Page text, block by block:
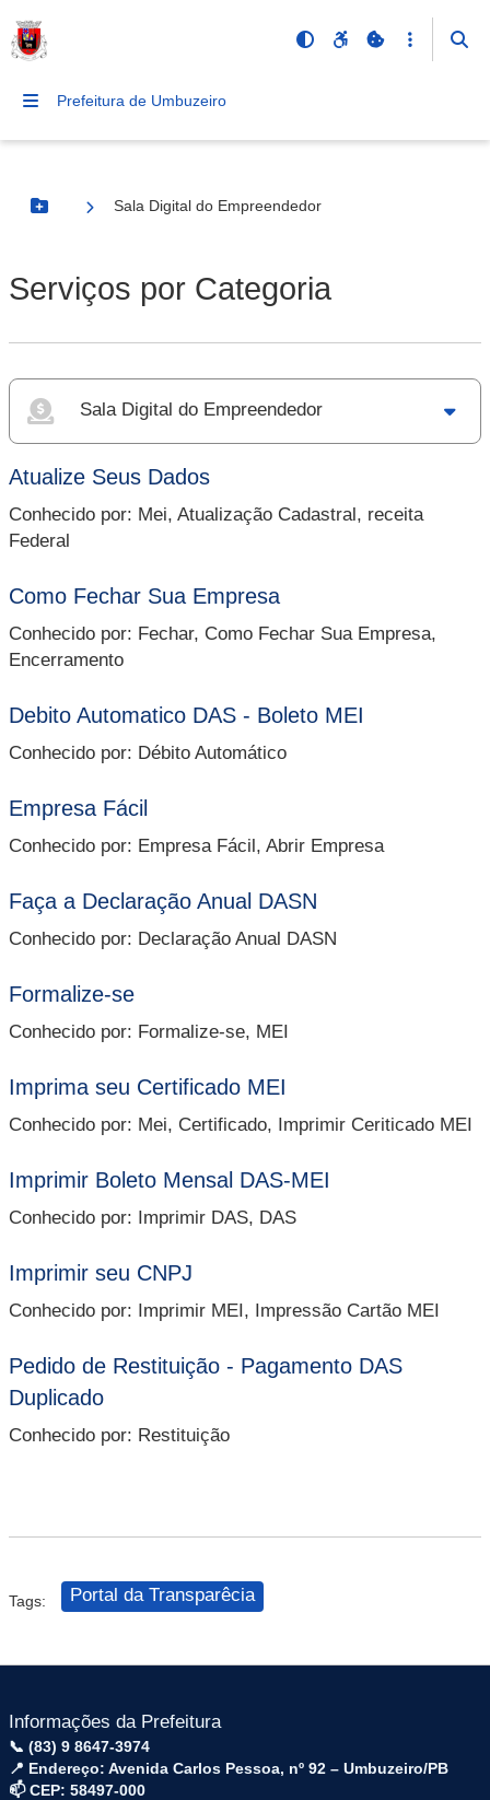
Prefeitura de Umbuzeiro
Botão Menu
Sala Digital do Empreendedor
Serviços por Categoria
Sala Digital do Empreendedor
Atualize Seus Dados
Conhecido por: Mei, Atualização Cadastral, receita
Federal
Como Fechar Sua Empresa
Conhecido por: Fechar, Como Fechar Sua Empresa,
Encerramento
Debito Automatico DAS - Boleto MEI
Conhecido por: Débito Automático
Empresa Fácil
Conhecido por: Empresa Fácil, Abrir Empresa
Faça a Declaração Anual DASN
Conhecido por: Declaração Anual DASN
Formalize-se
Conhecido por: Formalize-se, MEI
Imprima seu Certificado MEI
Conhecido por: Mei, Certificado, Imprimir Ceriticado MEI
Imprimir Boleto Mensal DAS-MEI
Conhecido por: Imprimir DAS, DAS
Imprimir seu CNPJ
Conhecido por: Imprimir MEI, Impressão Cartão MEI
Pedido de Restituição - Pagamento DAS
Duplicado
Conhecido por: Restituição
Tags: Portal da Transparêcia
Informações da Prefeitura
📞 (83) 9 8647-3974
📍 Endereço: Avenida Carlos Pessoa, nº 92 – Umbuzeiro/PB
📫 CEP: 58497-000